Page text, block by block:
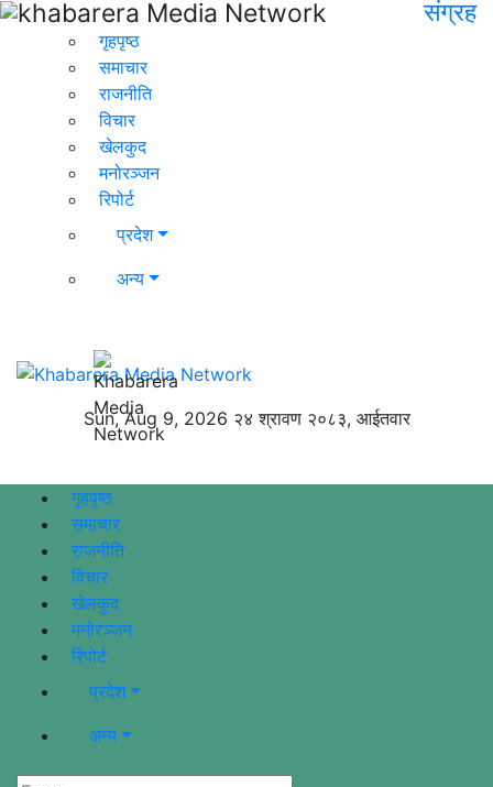
गृहपृष्ठ
समाचार
राजनीति
विचार
खेलकुद
मनोरञ्जन
रिपोर्ट
प्रदेश
अन्य
Sun, Aug 9, 2026 २४ श्रावण २०८३, आईतवार
गृहपृष्ठ
समाचार
राजनीति
विचार
खेलकुद
मनोरञ्जन
रिपोर्ट
प्रदेश
अन्य
संग्रह